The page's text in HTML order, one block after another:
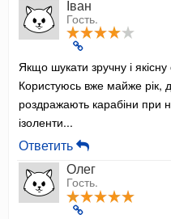
Іван
Гость.
Якщо шукати зручну і
Користуюсь вже майже рік,
роздражають карабіни при
ізоленти...
Ответить
Олег
Гость.